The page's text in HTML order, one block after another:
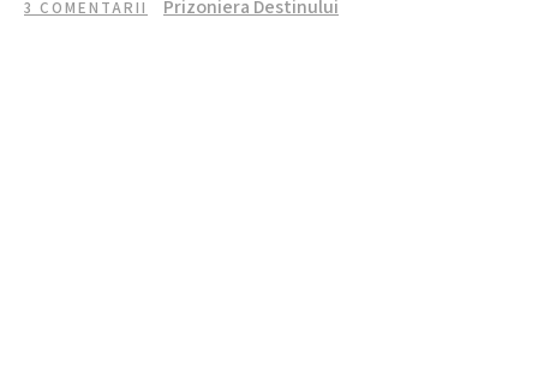
3 COMENTARII Prizoniera Destinului